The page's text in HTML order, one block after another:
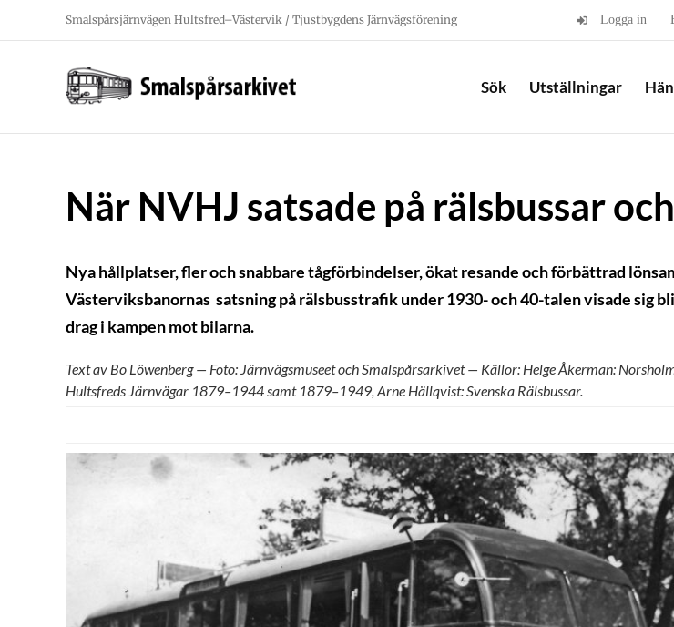
Smalspårsjärnvägen Hultsfred–Västervik / Tjustbygdens Järnvägsförening Logga in
Sök Utställningar
När NVHJ satsade på rälsbussar
Nya hållplatser, fler och snabbare tågförbindelser, ökat resande och förbättrad
Västerviksbanornas satsning på rälsbusstrafik under 1930- och 40-talen visade sig
drag i kampen mot bilarna.
Text av Bo Löwenberg — Foto: Järnvägsmuseet och Smalspårsarkivet— Källor: Helge Åkerman:
Hultsfreds Järnvägar 1879–1944 samt 1879–1949, Arne Hällqvist: Svenska Rälsbussar.